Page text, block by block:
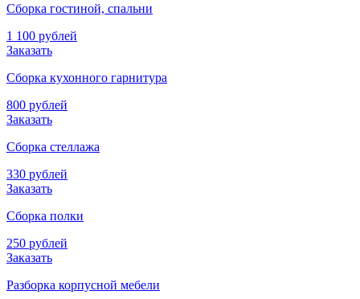
Сборка гостиной, спальни
1 100 рублей
Заказать
Сборка кухонного гарнитура
800 рублей
Заказать
Сборка стеллажа
330 рублей
Заказать
Сборка полки
250 рублей
Заказать
Разборка корпусной мебели